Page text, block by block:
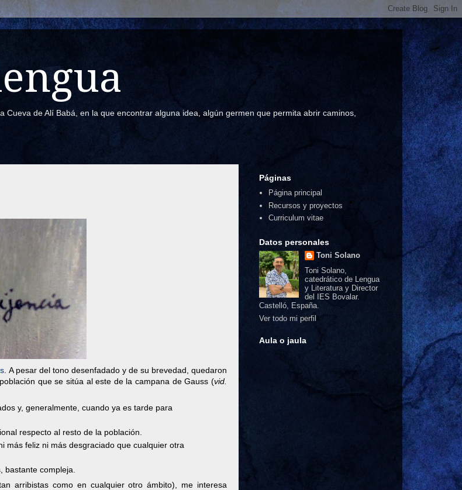
de Alí Babá, en la que encontrar alguna idea, algún germen que permita abrir caminos,
. A pesar del tono desenfadado y de su brevedad, quedaron
que se sitúa al este de la campana de Gauss (vid.
y, generalmente, cuando ya es tarde para
respecto al resto de la población.
más feliz ni más desgraciado que cualquier otra
bastante compleja.
arribistas como en cualquier otro ámbito), me interesa
Páginas
Página principal
Recursos y proyectos
Curriculum vitae
Datos personales
Toni Solano
Toni Solano,
catedrático de Lengua
y Literatura y Director
del IES Bovalar.
Castelló, España.
Ver todo mi perfil
Aula o jaula